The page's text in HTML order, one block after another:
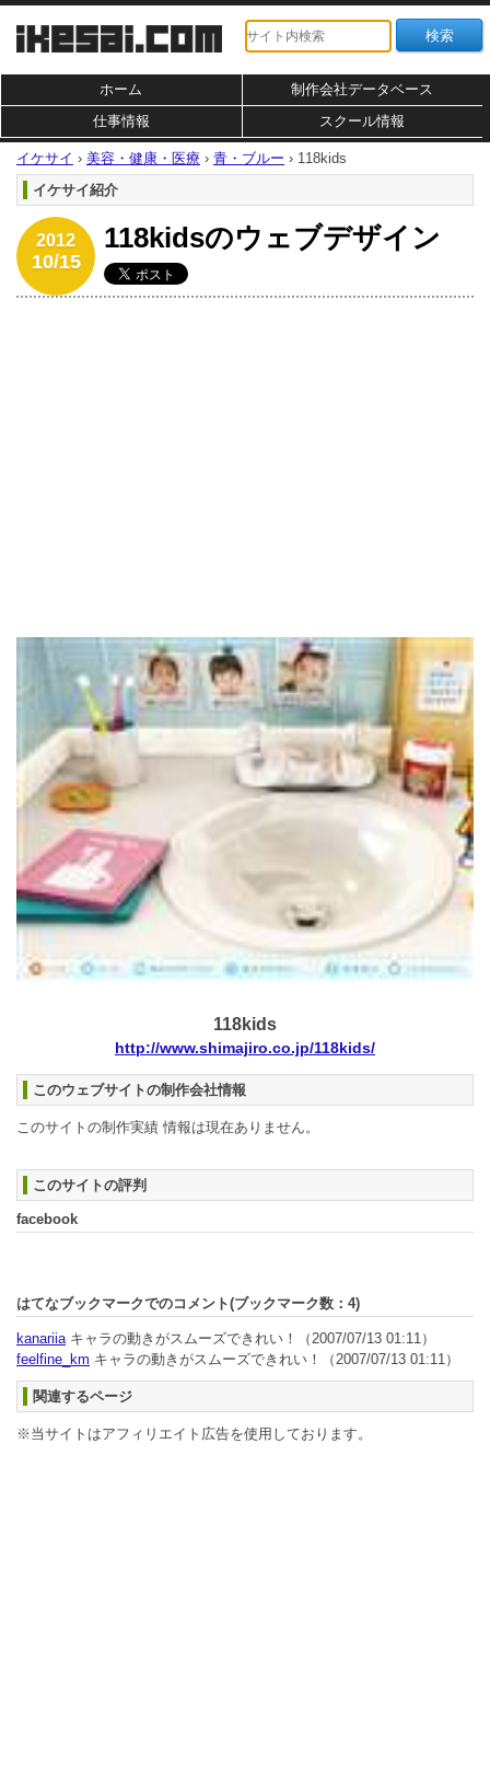
ホーム
制作会社データベース
仕事情報
スクール情報
イケサイ › 美容・健康・医療 › 青・ブルー › 118kids
イケサイ紹介
2012
10/15
118kidsのウェブデザイン
118kids
http://www.shimajiro.co.jp/118kids/
このウェブサイトの制作会社情報
このサイトの制作実績 情報は現在ありません。
このサイトの評判
facebook
はてなブックマークでのコメント(ブックマーク数： 4)
kanariiaキャラの動きがスムーズできれい！
（2007/07/13 01:11）
feelfine_km キャラの動きがスムーズできれい！ （2007/07/13 01:11）
関連するページ
※当サイトはアフィリエイト広告を使用しております。